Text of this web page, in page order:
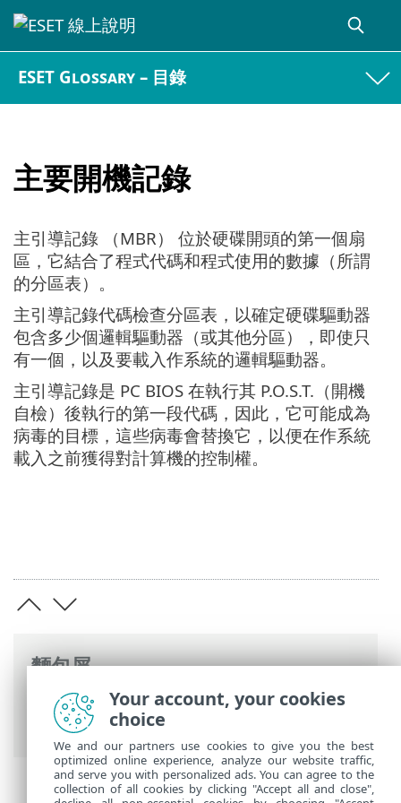
ESET Glossary – 目錄
主要開機記錄
麵包屑
ESET 線上說明>ESET Glossary>概念和術
語 >BIOS > 主要開機記錄
主引導記錄 （MBR） 位於硬碟開頭的第一個扇
區，它結合了程式代碼和程式使用的數據（所謂
的分區表）。
主引導記錄代碼檢查分區表，以確定硬碟驅動器
包含多少個邏輯驅動器（或其他分區），即使只
有一個，以及要載入作系統的邏輯驅動器。
主引導記錄是 PC BIOS 在執行其 P.O.S.T.（開機
自檢）後執行的第一段代碼，因此，它可能成為
病毒的目標，這些病毒會替換它，以便在作系統
載入之前獲得對計算機的控制權。
Your account, your cookies
choice
We and our partners use cookies to give you the best
optimized online experience, analyze our website traffic,
and serve you with personalized ads. You can agree to the
collection of all cookies by clicking "Accept all and close",